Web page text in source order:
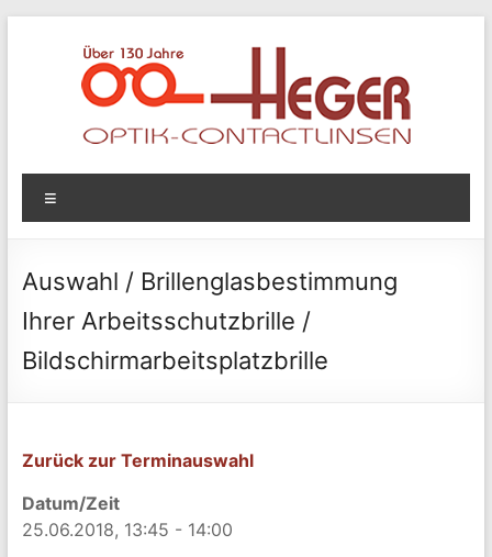
Optik
Heger
&
Contactlinsen
Auswahl / Brillenglasbestimmung
Ihrer Arbeitsschutzbrille /
Bildschirmarbeitsplatzbrille
Zurück zur Terminauswahl
Datum/Zeit
25.06.2018, 13:45 - 14:00